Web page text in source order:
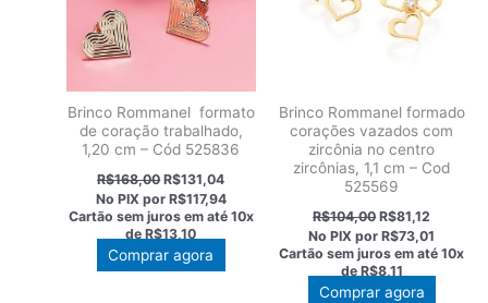
Brinco Rommanel formato
de coração trabalhado,
1,20 cm – Cód 525836
R$168,00O
preço
original
era:
R$168,00.
R$131,04
preço
atual
é:
R$131,04.
No PIX por R$117,94
Cartão sem juros em até 10x
de R$13,10
Comprar agora
Brinco Rommanel formado
corações vazados com
zircônia no centro
zircônias, 1,1 cm – Cod
525569
R$104,00O
preço
original
era:
R$104,00.
R$81,12
preço
atual
é:
R$81,12.
No PIX porR$73,01
Cartão sem juros em até10x
deR$8,11
Comprar agora